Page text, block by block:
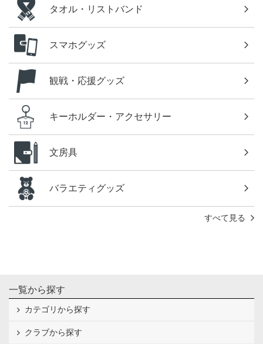
タオル・リストバンド
スマホグッズ
観戦・応援グッズ
キーホルダー・アクセサリー
文房具
バラエティグッズ
すべて見る
一覧から探す
カテゴリから探す
クラブから探す